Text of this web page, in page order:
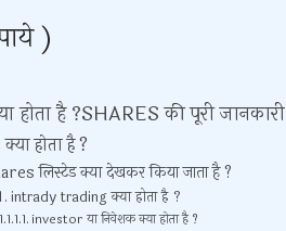
)
होता है ?SHARES की पूरी जानकारी
होता है ?
लिस्टेड क्या देखकर किया जाता है ?
intrady trading क्या होता है ?
investor या निवेशक क्या होता है ?